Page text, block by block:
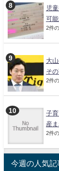
児
可
2件
大
そ
2件
子
産
2件
今週の人気記